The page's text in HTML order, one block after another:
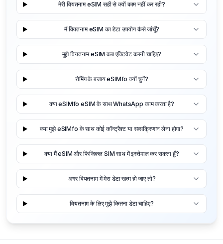
मेरी वियतनाम eSIM सही से क्यों काम नहीं कर रही?
मैं वियतनाम eSIM का डेटा उपयोग कैसे जांचूँ?
मुझे वियतनाम eSIM कब एक्टिवेट करनी चाहिए?
रोमिंग के बजाय eSIMfo क्यों चुनें?
क्या eSIMfo eSIM के साथ WhatsApp काम करता है?
क्या मुझे eSIMfo के साथ कोई कॉन्ट्रैक्ट या सब्सक्रिप्शन लेना होगा?
क्या मैं eSIM और फिजिकल SIM साथ में इस्तेमाल कर सकता हूँ?
अगर वियतनाम में मेरा डेटा खत्म हो जाए तो?
वियतनाम के लिए मुझे कितना डेटा चाहिए?